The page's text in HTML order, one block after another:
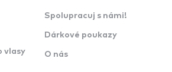
vlasy
Spolupracuj s námi!
Dárkové poukazy
O nás